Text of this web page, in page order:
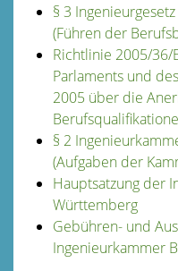
§ 3
(Führen der
Richtlinie 2005/36/
Parlaments und
2005 über die
§ 2
(Aufgaben der
Hauptsatzung der
Württemberg
Gebühren- und
Ingenieurkammer